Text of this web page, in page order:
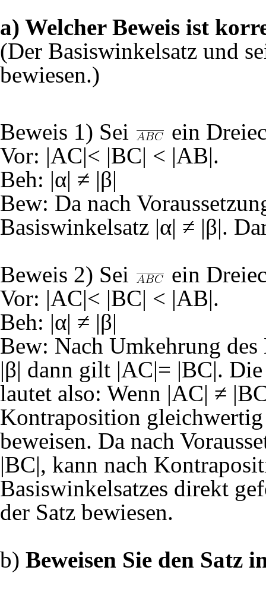
a) Welcher Beweis ist
(Der Basiswinkelsatz und
bewiesen.)
Beweis 1) Sei
ein
Vor: |AC|< |BC| < |AB|.
Beh: |α| ≠ |β|
Bew: Da nach
Basiswinkelsatz |α| ≠ |β|.
Beweis 2) Sei
ein
Vor: |AC|< |BC| < |AB|.
Beh: |α| ≠ |β|
Bew: Nach Umkehrung
|β| dann gilt |AC|= |BC|.
lautet also: Wenn |AC| ≠
Kontraposition
beweisen. Da nach
|BC|, kann nach
Basiswinkelsatzes direkt
der Satz bewiesen.
b) Beweisen Sie den